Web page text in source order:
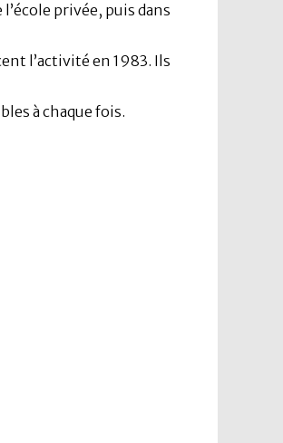
privée, puis dans
l’activité en 1983. Ils
à chaque fois.